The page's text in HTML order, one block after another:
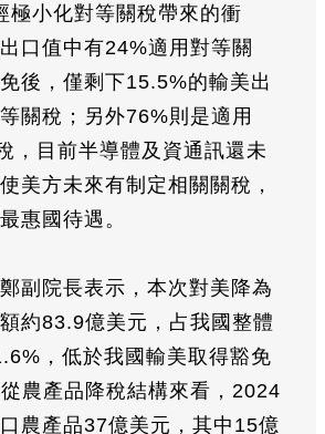
極小化對等關稅帶來的衝
口值中有24%適用對等關
後，僅剩下15.5%的輸美出
關稅；另外76%則是適用
，目前半導體及資通訊還未
美方未來有制定相關關稅，
惠國待遇。
副院長表示，本次對美降為
約83.9億美元，占我國整體
，低於我國輸美取得豁免
農產品降稅結構來看，2024
農產品37億美元，其中15億